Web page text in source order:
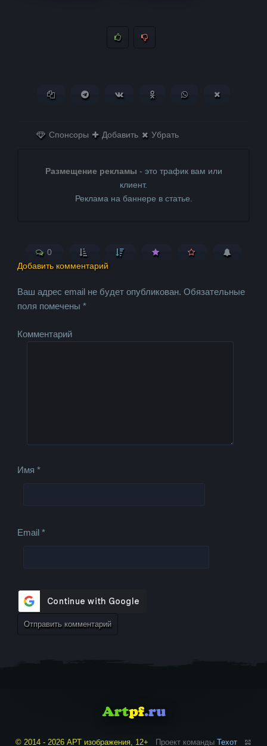
Копировать ссылкуПоделиться в Telegram
Поделиться ВКонтактеПоделиться в
Поделиться в
Спонсоры Добавить Убрать
Размещение рекламы - это трафик вам или
клиент.
Реклама на баннере в статье.
0
Добавить комментарий
Ваш адрес email не будет опубликован. Обязательные
поля помечены*
Комментарий
Имя*
Email*
© 2014 - 2026 АРТ изображения, 12+ Проект команды Техот 𝌴